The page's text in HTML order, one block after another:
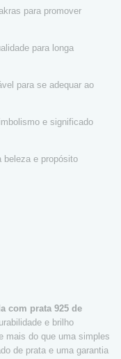
para promover
para longa
para se adequar ao
e significado
beleza e propósito
com prata 925 de
e brilho
mais do que uma simples
de prata e uma garantia